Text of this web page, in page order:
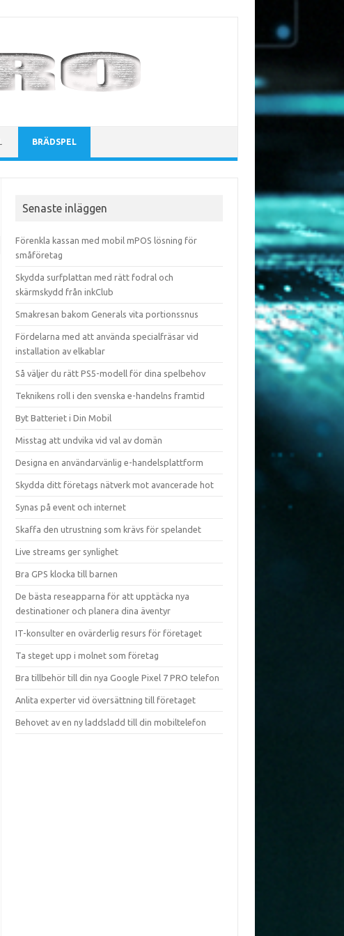
BRÄDSPEL
Senaste inläggen
Förenkla kassan med mobil mPOS lösning för
småföretag
Skydda surfplattan med rätt fodral och
skärmskydd från inkClub
Smakresan bakom Generals vita portionssnus
Fördelarna med att använda specialfräsar vid
installation av elkablar
Så väljer du rätt PS5-modell för dina spelbehov
Teknikens roll i den svenska e-handelns framtid
Byt Batteriet i Din Mobil
Misstag att undvika vid val av domän
Designa en användarvänlig e-handelsplattform
Skydda ditt företags nätverk mot avancerade hot
Synas på event och internet
Skaffa den utrustning som krävs för spelandet
Live streams ger synlighet
Bra GPS klocka till barnen
De bästa reseapparna för att upptäcka nya
destinationer och planera dina äventyr
IT-konsulter en ovärderlig resurs för företaget
Ta steget upp i molnet som företag
Bra tillbehör till din nya Google Pixel 7 PRO telefon
Anlita experter vid översättning till företaget
Behovet av en ny laddsladd till din mobiltelefon